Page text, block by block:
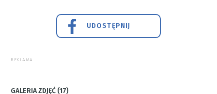
UDOSTĘPNIJ
REKLAMA
GALERIA ZDJĘĆ (17)